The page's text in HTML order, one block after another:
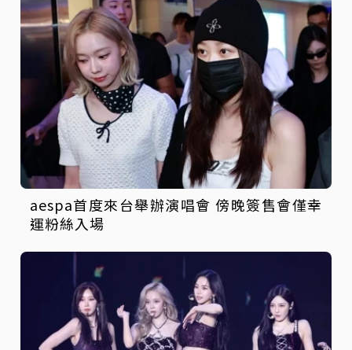
aespa首度來台舉辦演唱會 傍晚簽售會僅幸
運粉絲入場